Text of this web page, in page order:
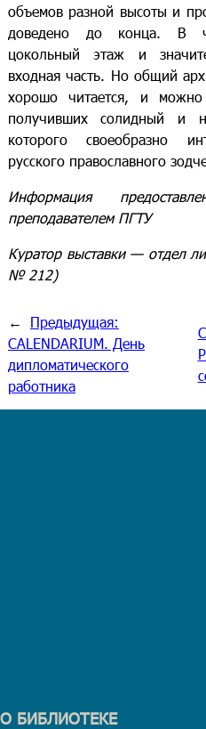
объемов разной высоты и
доведено до конца. В
цокольный этаж и
входная часть. Но общий
хорошо читается, и
получивших солидный и
которого своеобразно
русского православного
Информация
преподавателем ПГТУ
Куратор выставки — отдел
№ 212)
←
Предыдущая:
CALENDARIUM. День
дипломатического
работника
О БИБЛИОТЕКЕ